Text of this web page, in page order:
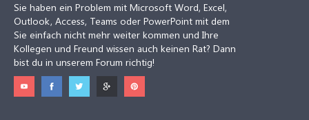
Sie haben ein Problem mit Microsoft Word, Excel,
Outlook, Access, Teams oder PowerPoint mit dem
Sie einfach nicht mehr weiter kommen und Ihre
Kollegen und Freund wissen auch keinen Rat? Dann
bist du in unserem Forum richtig!